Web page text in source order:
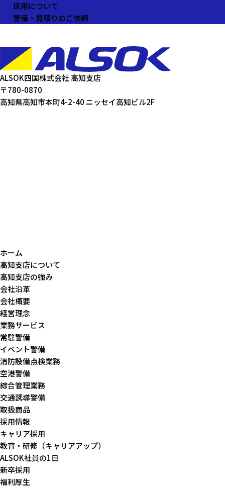
採用について
警備・見積りのご依頼
ALSOK四国株式会社 高知支店
〒780-0870
高知県高知市本町4-2-40 ニッセイ高知ビル2F
ホーム
高知支店について
高知支店の強み
会社沿革
会社概要
経営理念
業務サービス
常駐警備
イベント警備
消防設備点検業務
空港警備
綜合管理業務
交通誘導警備
取扱商品
採用情報
キャリア採用
教育・研修（キャリアアップ）
ALSOK社員の1日
新卒採用
福利厚生